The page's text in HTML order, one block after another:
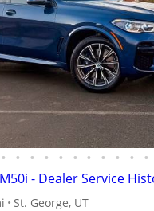
• • • • • • • • • • •
St. George, UT